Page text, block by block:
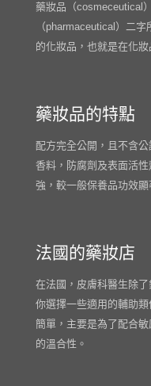
藥妝品（cosmeceutical
（pharmaceutical）二
的化妝品，也就是在化
藥妝品的特點
配方完全公開，且不含
香料，防腐劑及表面活
強，較一般保養品功效顯
法國的藥妝店
在法國，皮膚科醫生除
你選擇一些適用的輔助
簡單，主要是為了配合
的溫合性。